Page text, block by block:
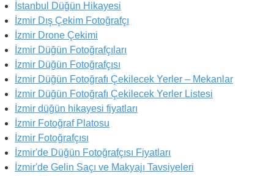
İstanbul Düğün Hikayesi
İzmir Dış Çekim Fotoğrafçı
İzmir Drone Çekimi
İzmir Düğün Fotoğrafçıları
İzmir Düğün Fotoğrafçısı
İzmir Düğün Fotoğrafı Çekilecek Yerler – Mekanlar
İzmir Düğün Fotoğrafı Çekilecek Yerler Listesi
İzmir düğün hikayesi fiyatları
İzmir Fotoğraf Platosu
İzmir Fotoğrafçısı
İzmir'de Düğün Fotoğrafçısı Fiyatları
İzmir'de Gelin Saçı ve Makyajı Tavsiyeleri